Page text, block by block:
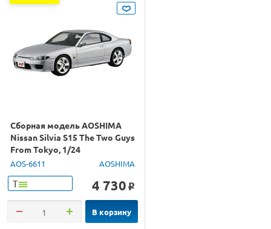
Сборная модель AOSHIMA
Nissan Silvia S15 The Two Guys
From Tokyo, 1/24
AOS-6611 AOSHIMA
Т 4 730 o
В корзину